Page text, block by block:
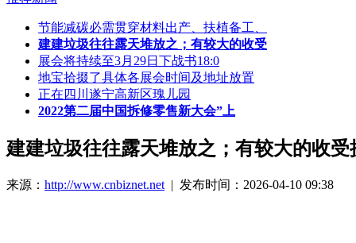
节能减碳必需贯穿材料出产、扶植备工、
建建垃圾往往露天堆放之；有较大的收受
展会将持续至3月29日下战书18:0
地宝拾掇了具体各展会时间及地址放置
正在四川遂宁高新区瑰儿园
2022第二届中国拆修零售新大会”上
建建垃圾往往露天堆放之；有较大的收受
来源： http://www.cnbiznet.net | 发布时间：2026-04-10 09:38